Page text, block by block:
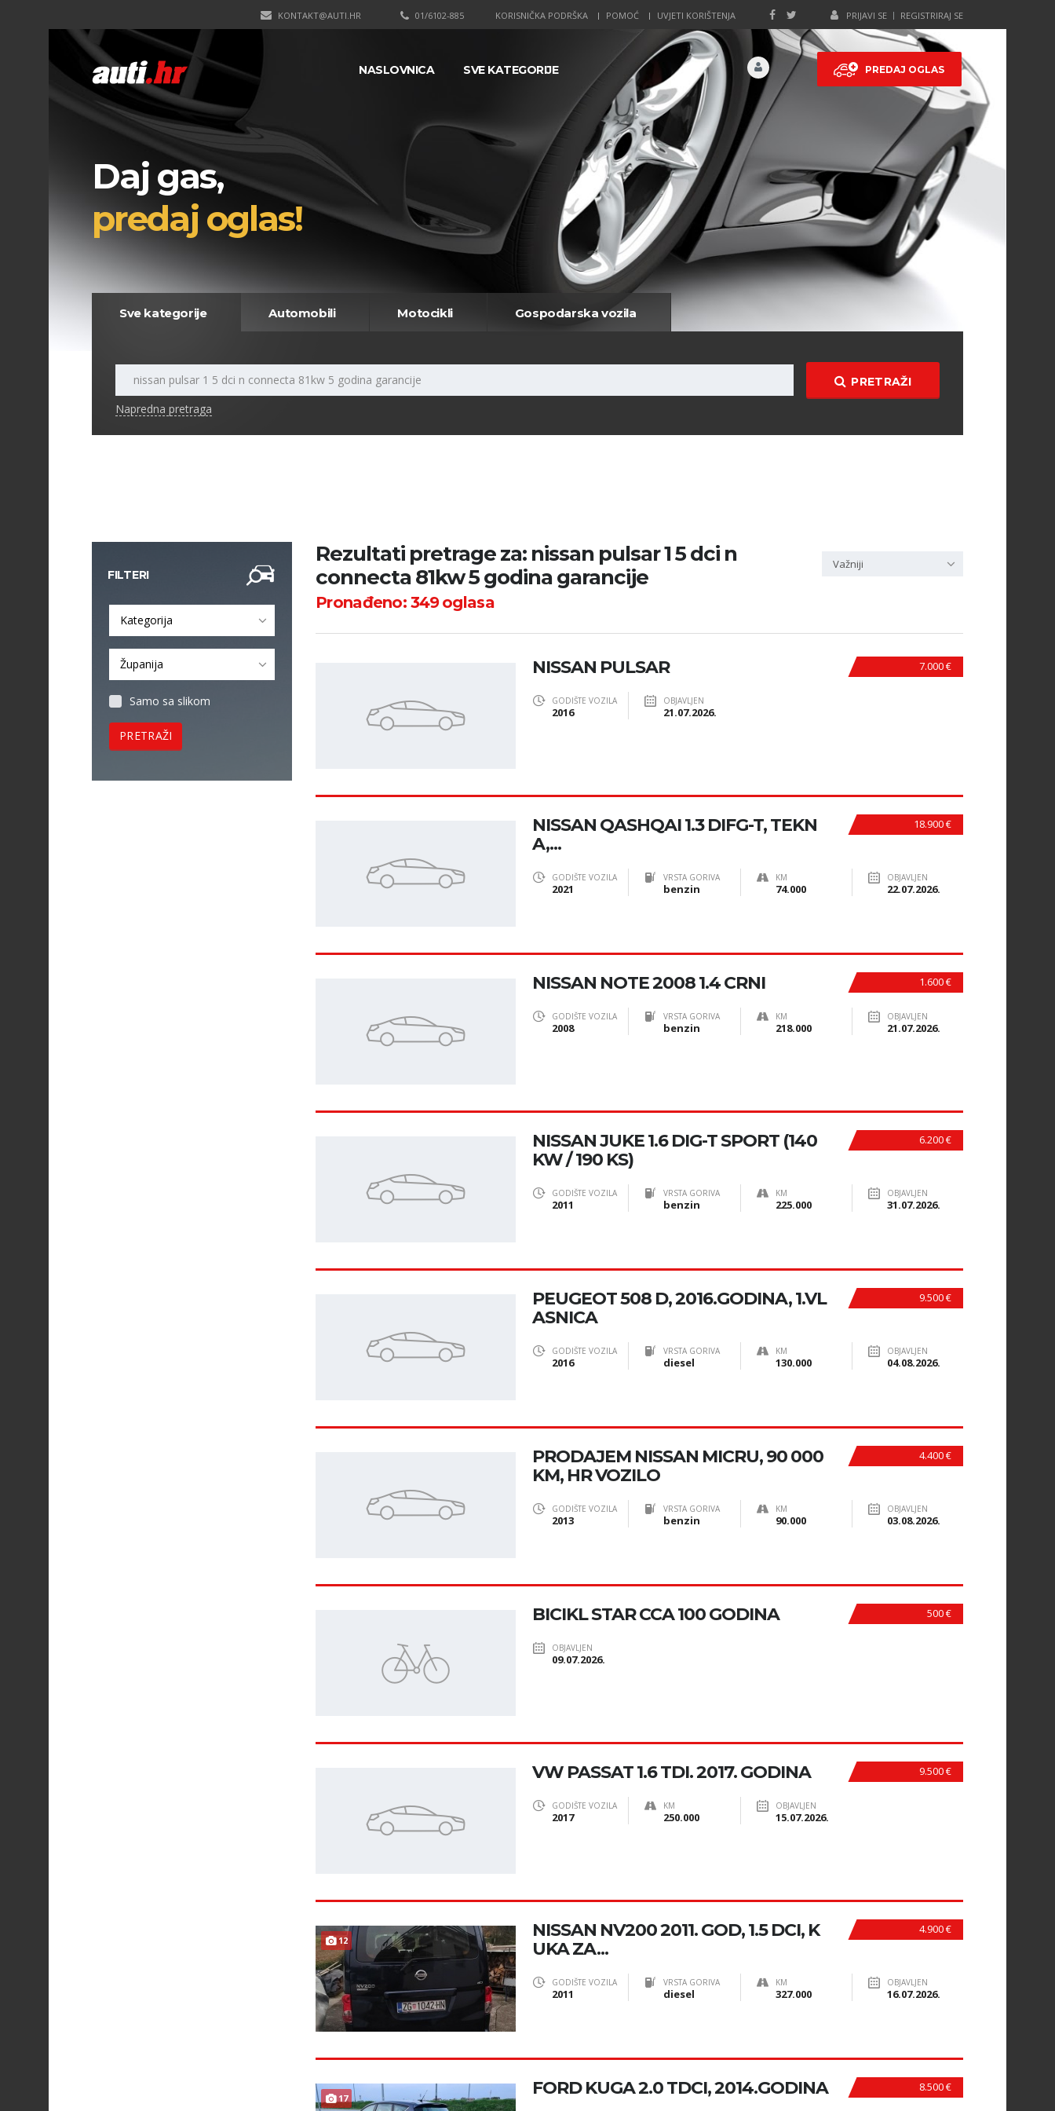
PRIJAVI SE REGISTRIRAJ SE
KORISNIČKA PODRŠKA POMOĆ UVJETI KORIŠTENJA
01/6102-885
KONTAKT@AUTI.HR
PREDAJ OGLAS
NASLOVNICA SVE KATEGORIJE
Daj gas,
predaj oglas!
Sve kategorije Automobili Motocikli Gospodarska vozila
PRETRAŽI
Napredna pretraga
FILTERI
Kategorija
Županija
Samo sa slikom
PRETRAŽI
Rezultati pretrage za: nissan pulsar 1 5 dci n
connecta 81kw 5 godina garancije
Pronađeno:349oglasa
Važniji
7.000 €
NISSAN PULSAR
GODIŠTE VOZILA
2016
OBJAVLJEN
21.07.2026.
18.900 €
NISSAN QASHQAI 1.3 DIFG-T, TEKN
A,...
GODIŠTE VOZILA
2021
VRSTA GORIVA
benzin
KM
74.000
OBJAVLJEN
22.07.2026.
1.600 €
NISSAN NOTE 2008 1.4 CRNI
GODIŠTE VOZILA
2008
VRSTA GORIVA
benzin
KM
218.000
OBJAVLJEN
21.07.2026.
6.200 €
NISSAN JUKE 1.6 DIG-T SPORT (140
KW / 190 KS)
GODIŠTE VOZILA
2011
VRSTA GORIVA
benzin
KM
225.000
OBJAVLJEN
31.07.2026.
9.500 €
PEUGEOT 508 D, 2016.GODINA, 1.VL
ASNICA
GODIŠTE VOZILA
2016
VRSTA GORIVA
diesel
KM
130.000
OBJAVLJEN
04.08.2026.
4.400 €
PRODAJEM NISSAN MICRU, 90 000
KM, HR VOZILO
GODIŠTE VOZILA
2013
VRSTA GORIVA
benzin
KM
90.000
OBJAVLJEN
03.08.2026.
500 €
BICIKL STAR CCA 100 GODINA
OBJAVLJEN
09.07.2026.
9.500 €
VW PASSAT 1.6 TDI. 2017. GODINA
GODIŠTE VOZILA
2017
KM
250.000
OBJAVLJEN
15.07.2026.
12
4.900 €
NISSAN NV200 2011. GOD, 1.5 DCI, K
UKA ZA...
GODIŠTE VOZILA
2011
VRSTA GORIVA
diesel
KM
327.000
OBJAVLJEN
16.07.2026.
17
8.500 €
FORD KUGA 2.0 TDCI, 2014.GODINA